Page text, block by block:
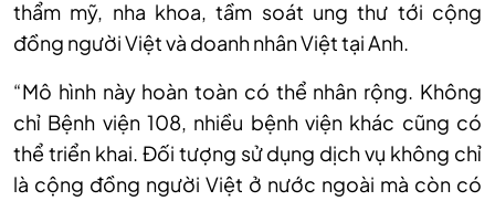
thẩm mỹ, nha khoa, tầm soát ung thư tới cộng
đồng người Việt và doanh nhân Việt tại Anh.
“Mô hình này hoàn toàn có thể nhân rộng. Không
chỉ Bệnh viện 108, nhiều bệnh viện khác cũng có
thể triển khai. Đối tượng sử dụng dịch vụ không chỉ
là cộng đồng người Việt ở nước ngoài mà còn có